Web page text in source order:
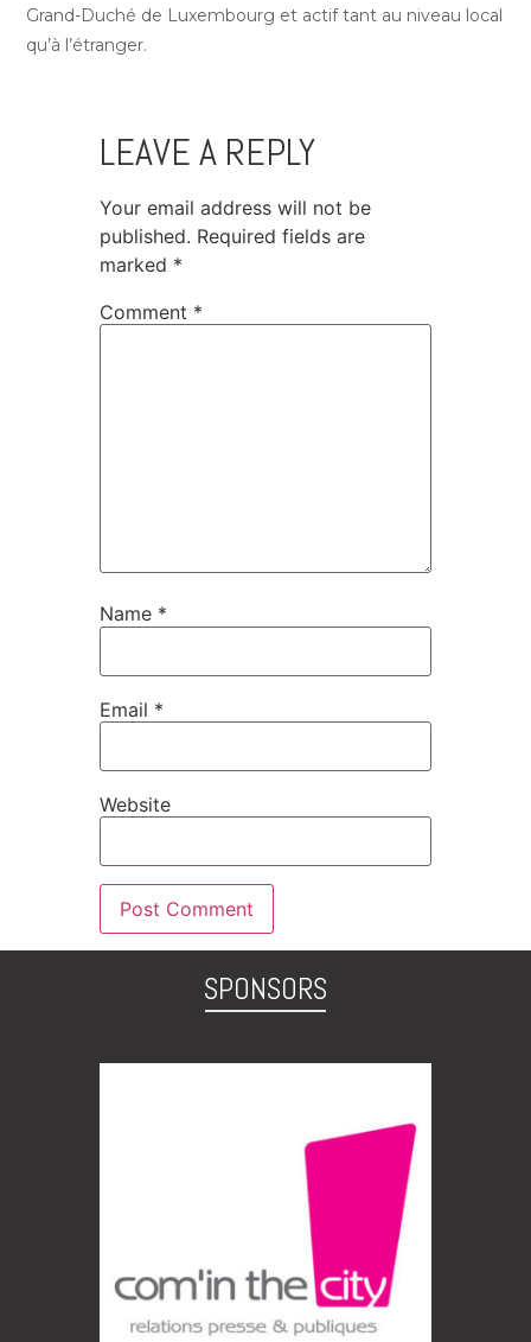
Grand-Duché de Luxembourg et actif tant au niveau local
qu’à l’étranger.
LEAVE A REPLY
Your email address will not be
published. Required fields are
marked *
Comment *
Name *
Email *
Website
SPONSORS